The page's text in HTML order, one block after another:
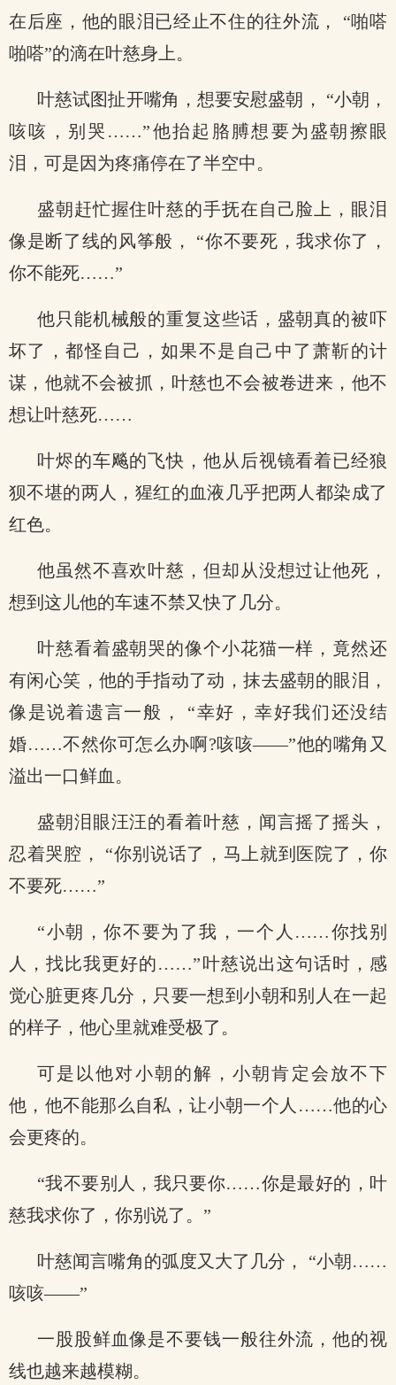
在后座，他的眼泪已经止不住的往外流， “啪嗒
啪嗒”的滴在叶慈身上。
叶慈试图扯开嘴角，想要安慰盛朝， “小朝，
咳咳，别哭……”他抬起胳膊想要为盛朝擦眼
泪，可是因为疼痛停在了半空中。
盛朝赶忙握住叶慈的手抚在自己脸上，眼泪
像是断了线的风筝般， “你不要死，我求你了，
你不能死……”
他只能机械般的重复这些话，盛朝真的被吓
坏了，都怪自己，如果不是自己中了萧靳的计
谋，他就不会被抓，叶慈也不会被卷进来，他不
想让叶慈死……
叶烬的车飚的飞快，他从后视镜看着已经狼
狈不堪的两人，猩红的血液几乎把两人都染成了
红色。
他虽然不喜欢叶慈，但却从没想过让他死，
想到这儿他的车速不禁又快了几分。
叶慈看着盛朝哭的像个小花猫一样，竟然还
有闲心笑，他的手指动了动，抹去盛朝的眼泪，
像是说着遗言一般， “幸好，幸好我们还没结
婚……不然你可怎么办啊?咳咳——”他的嘴角又
溢出一口鲜血。
盛朝泪眼汪汪的看着叶慈，闻言摇了摇头，
忍着哭腔， “你别说话了，马上就到医院了，你
不要死……”
“小朝，你不要为了我，一个人……你找别
人，找比我更好的……”叶慈说出这句话时，感
觉心脏更疼几分，只要一想到小朝和别人在一起
的样子，他心里就难受极了。
可是以他对小朝的解，小朝肯定会放不下
他，他不能那么自私，让小朝一个人……他的心
会更疼的。
“我不要别人，我只要你……你是最好的，叶
慈我求你了，你别说了。”
叶慈闻言嘴角的弧度又大了几分， “小朝……
咳咳——”
一股股鲜血像是不要钱一般往外流，他的视
线也越来越模糊。